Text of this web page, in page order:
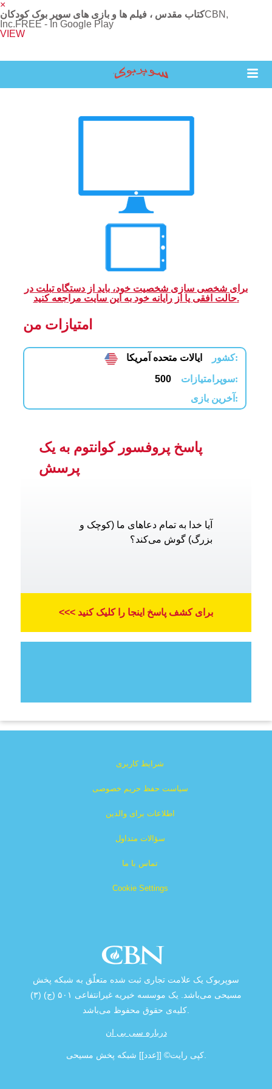
×
کتاب مقدس ، فیلم ها و بازی های سوپر بوک کودکانCBN,
Inc.FREE - In Google Play
VIEW
برای شخصی سازی شخصیت خود، باید از دستگاه تبلت در
حالت افقی یا از رایانه خود به این سایت مراجعه کنید.
امتیازات من
کشور: ایالات متحده آمریکا
سوپرامتیازات:
500
آخرین بازی:
پاسخ پروفسور کوانتوم به یک
پرسش
آیا خدا به تمام دعاهای ما (کوچک و
بزرگ) گوش می‌کند؟
برای کشف پاسخ اینجا را کلیک کنید >>>
شرایط کاربری
سیاست حفظ حریم خصوصی
اطلاعات برای والدین
سؤالات متداول
تماس با ما
Cookie Settings
سوپربوک یک علامت تجاری ثبت شده متعلّق به شبکه پخش
مسیحی می‌باشد. یک موسسه خیریه غیرانتفاعی ۵۰۱ (ج) (۳)
کلیه‌ی حقوق محفوظ می‌باشد.
درباره سی بی ان
کپی رایت‌© [[عدد]] شبکه پخش مسیحی.